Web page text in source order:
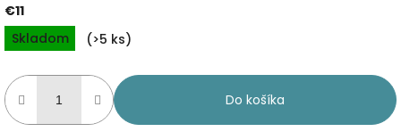
€11
Jednotková
cena:
Skladom (>5 ks)
Do košíka